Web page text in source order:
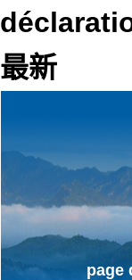
最新
page